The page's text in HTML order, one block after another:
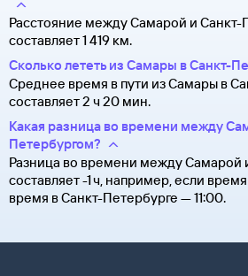
Расстояние между Самарой и Санкт-
составляет 1 419 км.
Сколько лететь из Самары в Санкт-
Среднее время в пути из Самары в
составляет 2 ч 20 мин.
Какая разница во времени между
Петербургом?
Разница во времени между Самарой
составляет -1 ч, например, если
время в Санкт-Петербурге — 11:00.